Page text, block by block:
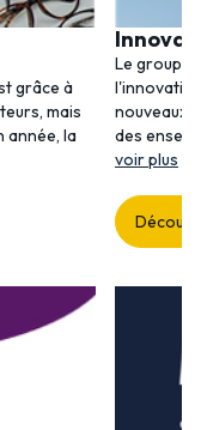
grâce à
mais
année, la
Le
nouveaux
des
voir plus